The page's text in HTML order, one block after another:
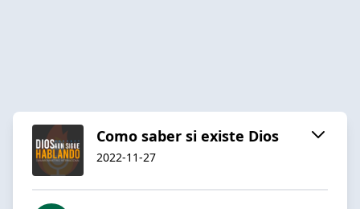
Como saber si existe Dios
2022-11-27